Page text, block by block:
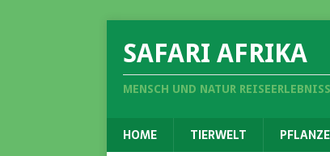
SAFARI AFRIKA
MENSCH UND NATUR
HOME TIERWELT